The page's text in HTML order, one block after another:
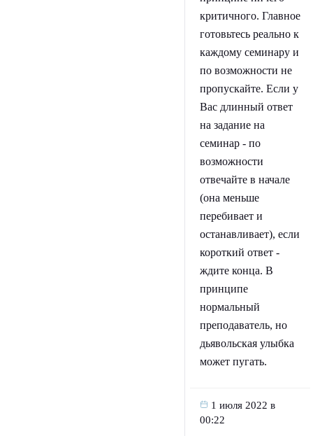
критичного. Главное
готовьтесь реально к
каждому семинару и
по возможности не
пропускайте. Если у
Вас длинный ответ
на задание на
семинар - по
возможности
отвечайте в начале
(она меньше
перебивает и
останавливает), если
короткий ответ -
ждите конца. В
принципе
нормальный
преподаватель, но
дьявольская улыбка
может пугать.
1 июля 2022 в
00:22